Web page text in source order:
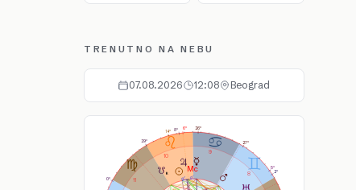
TRENUTNO NA NEBU
07.08.2026 12:08 Beograd
8
9
10
11
14°
2°
26°
0°
27°
8°
5°
6°
29°